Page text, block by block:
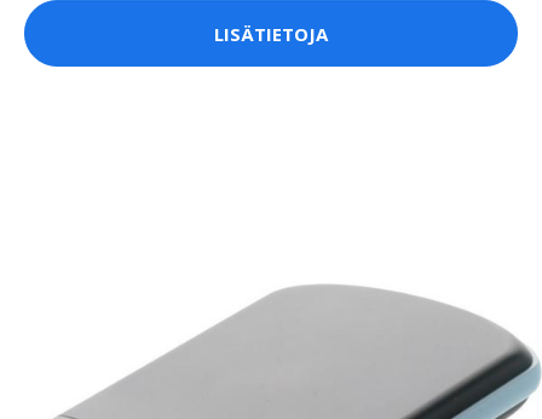
LISÄTIETOJA